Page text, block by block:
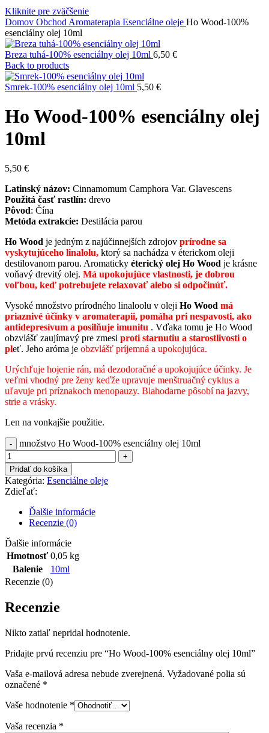
Kliknite pre zväčšenie
Domov Obchod Aromaterapia Esenciálne oleje Ho Wood-100%
esenciálny olej 10ml
Breza tuhá-100% esenciálny olej 10ml 6,50 €
Back to products
Smrek-100% esenciálny olej 10ml 5,50 €
Ho Wood-100% esenciálny olej
10ml
5,50 €
Latinský názov: Cinnamomum Camphora Var. Glavescens
Použitá časť rastlín: drevo
Pôvod: Čína
Metóda extrakcie: Destilácia parou
Ho Wood je jedným z najúčinnejších zdrojov prírodne sa
vyskytujúceho linalolu, ktorý sa nachádza v éterickom oleji
destilovanom parou. Aromaticky éterický olej Ho Wood je krásne
voňavý drevitý olej. Má upokojujúce vlastnosti, je dobrou
voľbou, keď potrebujete relaxovať alebo si odpočinúť.
Vysoké množstvo prírodného linaloolu v oleji Ho Wood má
priaznivé účinky v aromaterapii, pomáha pri nespavosti, ako
antidepresívum a posilňuje imunitu . Vďaka tomu je Ho Wood
obzvlášť zaujímavý pre zmesi proti starnutiu a starostlivosti o
pleť. Jeho aróma je obzvlášť príjemná a upokojujúca.
Urýchľuje hojenie rán, má dezodoračné a upokojujúce účinky. Je
veľmi vhodný pre ženy keďže upravuje menštruačný cyklus a
uľavuje pri príznakoch menopauzy. Blahodarne pôsobí na jazvy,
strie a vrásky.
Len na vonkajšie použitie.
množstvo Ho Wood-100% esenciálny olej 10ml
Pridať do košíka
Kategória: Esenciálne oleje
Zdieľať:
Ďalšie informácie
Recenzie (0)
Ďalšie informácie
Hmotnosť 0,05 kg
Balenie
10ml
Recenzie (0)
Recenzie
Nikto zatiaľ nepridal hodnotenie.
Pridajte prvú recenziu pre “Ho Wood-100% esenciálny olej 10ml”
Vaša e-mailová adresa nebude zverejnená. Vyžadované polia sú
označené *
Vaše hodnotenie *
Vaša recenzia *